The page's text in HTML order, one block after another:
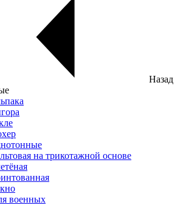
Назад
на трикотажной основе
военных